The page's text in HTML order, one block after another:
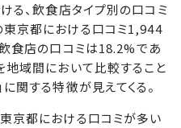
る、飲食店タイプ別の口コミ
京都における口コミ1,944
飲食店の口コミは18.2%であ
地域間において比較すること
関する特徴が見えてくる。
京都における口コミが多い